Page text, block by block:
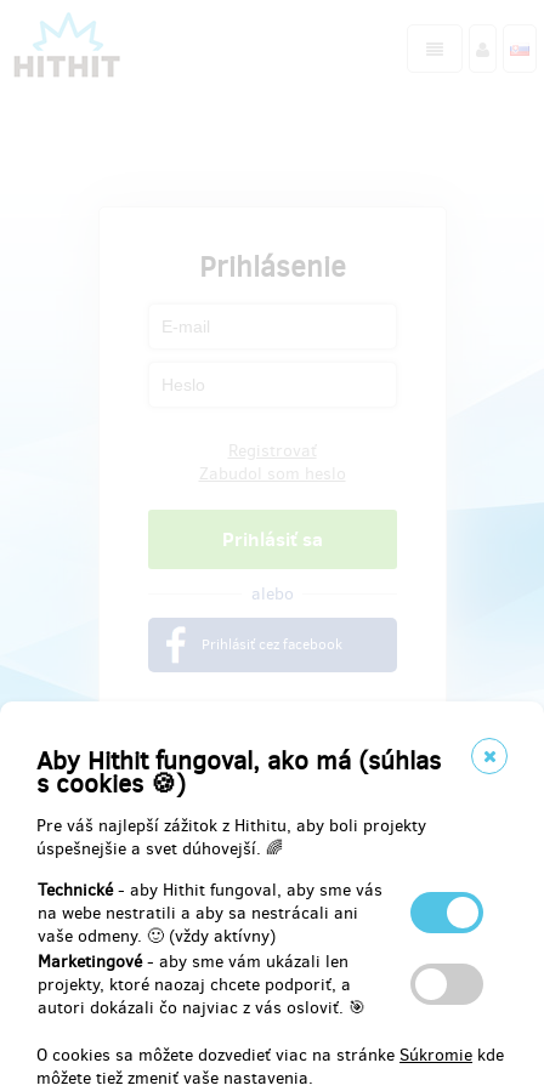
Aby Hithit fungoval, ako má (súhlas
s cookies 🍪)
Pre váš najlepší zážitok z Hithitu, aby boli projekty
úspešnejšie a svet dúhovejší. 🌈
Technické- aby Hithit fungoval, aby sme vás
na webe nestratili a aby sa nestrácali ani
vaše odmeny. 🙂 (vždy aktívny)
Marketingové- aby sme vám ukázali len
projekty, ktoré naozaj chcete podporiť, a
autori dokázali čo najviac z vás osloviť. 🎯
O cookies sa môžete dozvedieť viac na stránke Súkromie kde
môžete tiež zmeniť vaše nastavenia.
Prihlásenie
alebo
Prihlásiť cez facebook
Najdete nás na